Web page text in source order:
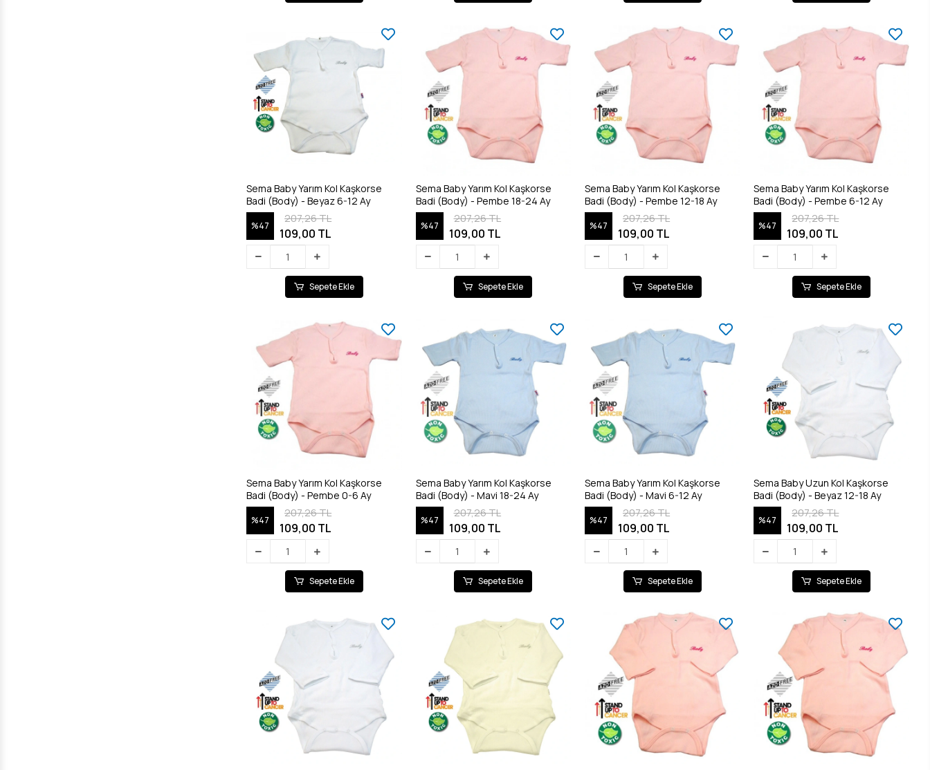
Sema Baby Yarım Kol Kaşkorse
Badi (Body) - Beyaz 6-12 Ay
%47
207,26 TL
109,00 TL
Sepete Ekle
Sema Baby Yarım Kol Kaşkorse
Badi (Body) - Pembe 18-24 Ay
%47
207,26 TL
109,00 TL
Sepete Ekle
Sema Baby Yarım Kol Kaşkorse
Badi (Body) - Pembe 12-18 Ay
%47
207,26 TL
109,00 TL
Sepete Ekle
Sema Baby Yarım Kol Kaşkorse
Badi (Body) - Pembe 6-12 Ay
%47
207,26 TL
109,00 TL
Sepete Ekle
Sema Baby Yarım Kol Kaşkorse
Badi (Body) - Pembe 0-6 Ay
%47
207,26 TL
109,00 TL
Sepete Ekle
Sema Baby Yarım Kol Kaşkorse
Badi (Body) - Mavi 18-24 Ay
%47
207,26 TL
109,00 TL
Sepete Ekle
Sema Baby Yarım Kol Kaşkorse
Badi (Body) - Mavi 6-12 Ay
%47
207,26 TL
109,00 TL
Sepete Ekle
Sema Baby Uzun Kol Kaşkorse
Badi (Body) - Beyaz 12-18 Ay
%47
207,26 TL
109,00 TL
Sepete Ekle